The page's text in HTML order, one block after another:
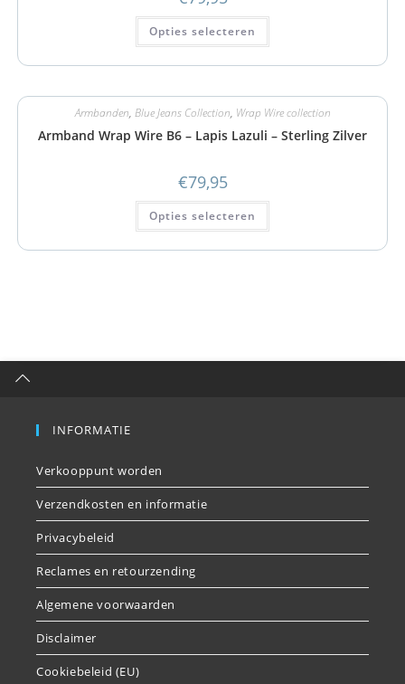
Opties selecteren
Armbanden, Blue Jeans Collection, Wrap Wire collection
Armband Wrap Wire B6 – Lapis Lazuli – Sterling Zilver
€79,95
Opties selecteren
INFORMATIE
Verkooppunt worden
Verzendkosten en informatie
Privacybeleid
Reclames en retourzending
Algemene voorwaarden
Disclaimer
Cookiebeleid (EU)